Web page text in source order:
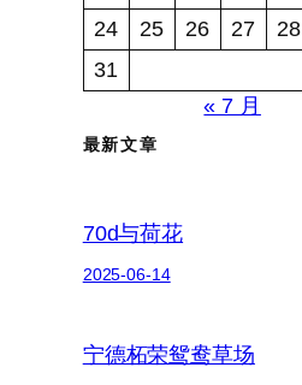
24
25 26 27 28
31
« 7 月
最新文章
70d与荷花
2025-06-14
宁德柘荣鸳鸯草场